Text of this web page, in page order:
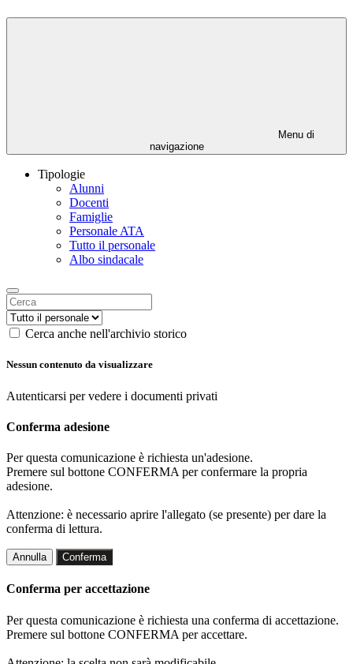
Menu di
navigazione
Tipologie
Alunni
Docenti
Famiglie
Personale ATA
Tutto il personale
Albo sindacale
Cerca anche nell'archivio storico
Nessun contenuto da visualizzare
Autenticarsi per vedere i documenti privati
Conferma adesione
Per questa comunicazione è richiesta un'adesione.
Premere sul bottone CONFERMA per confermare la propria
adesione.
Attenzione: è necessario aprire l'allegato (se presente) per dare la
conferma di lettura.
Annulla Conferma
Conferma per accettazione
Per questa comunicazione è richiesta una conferma di accettazione.
Premere sul bottone CONFERMA per accettare.